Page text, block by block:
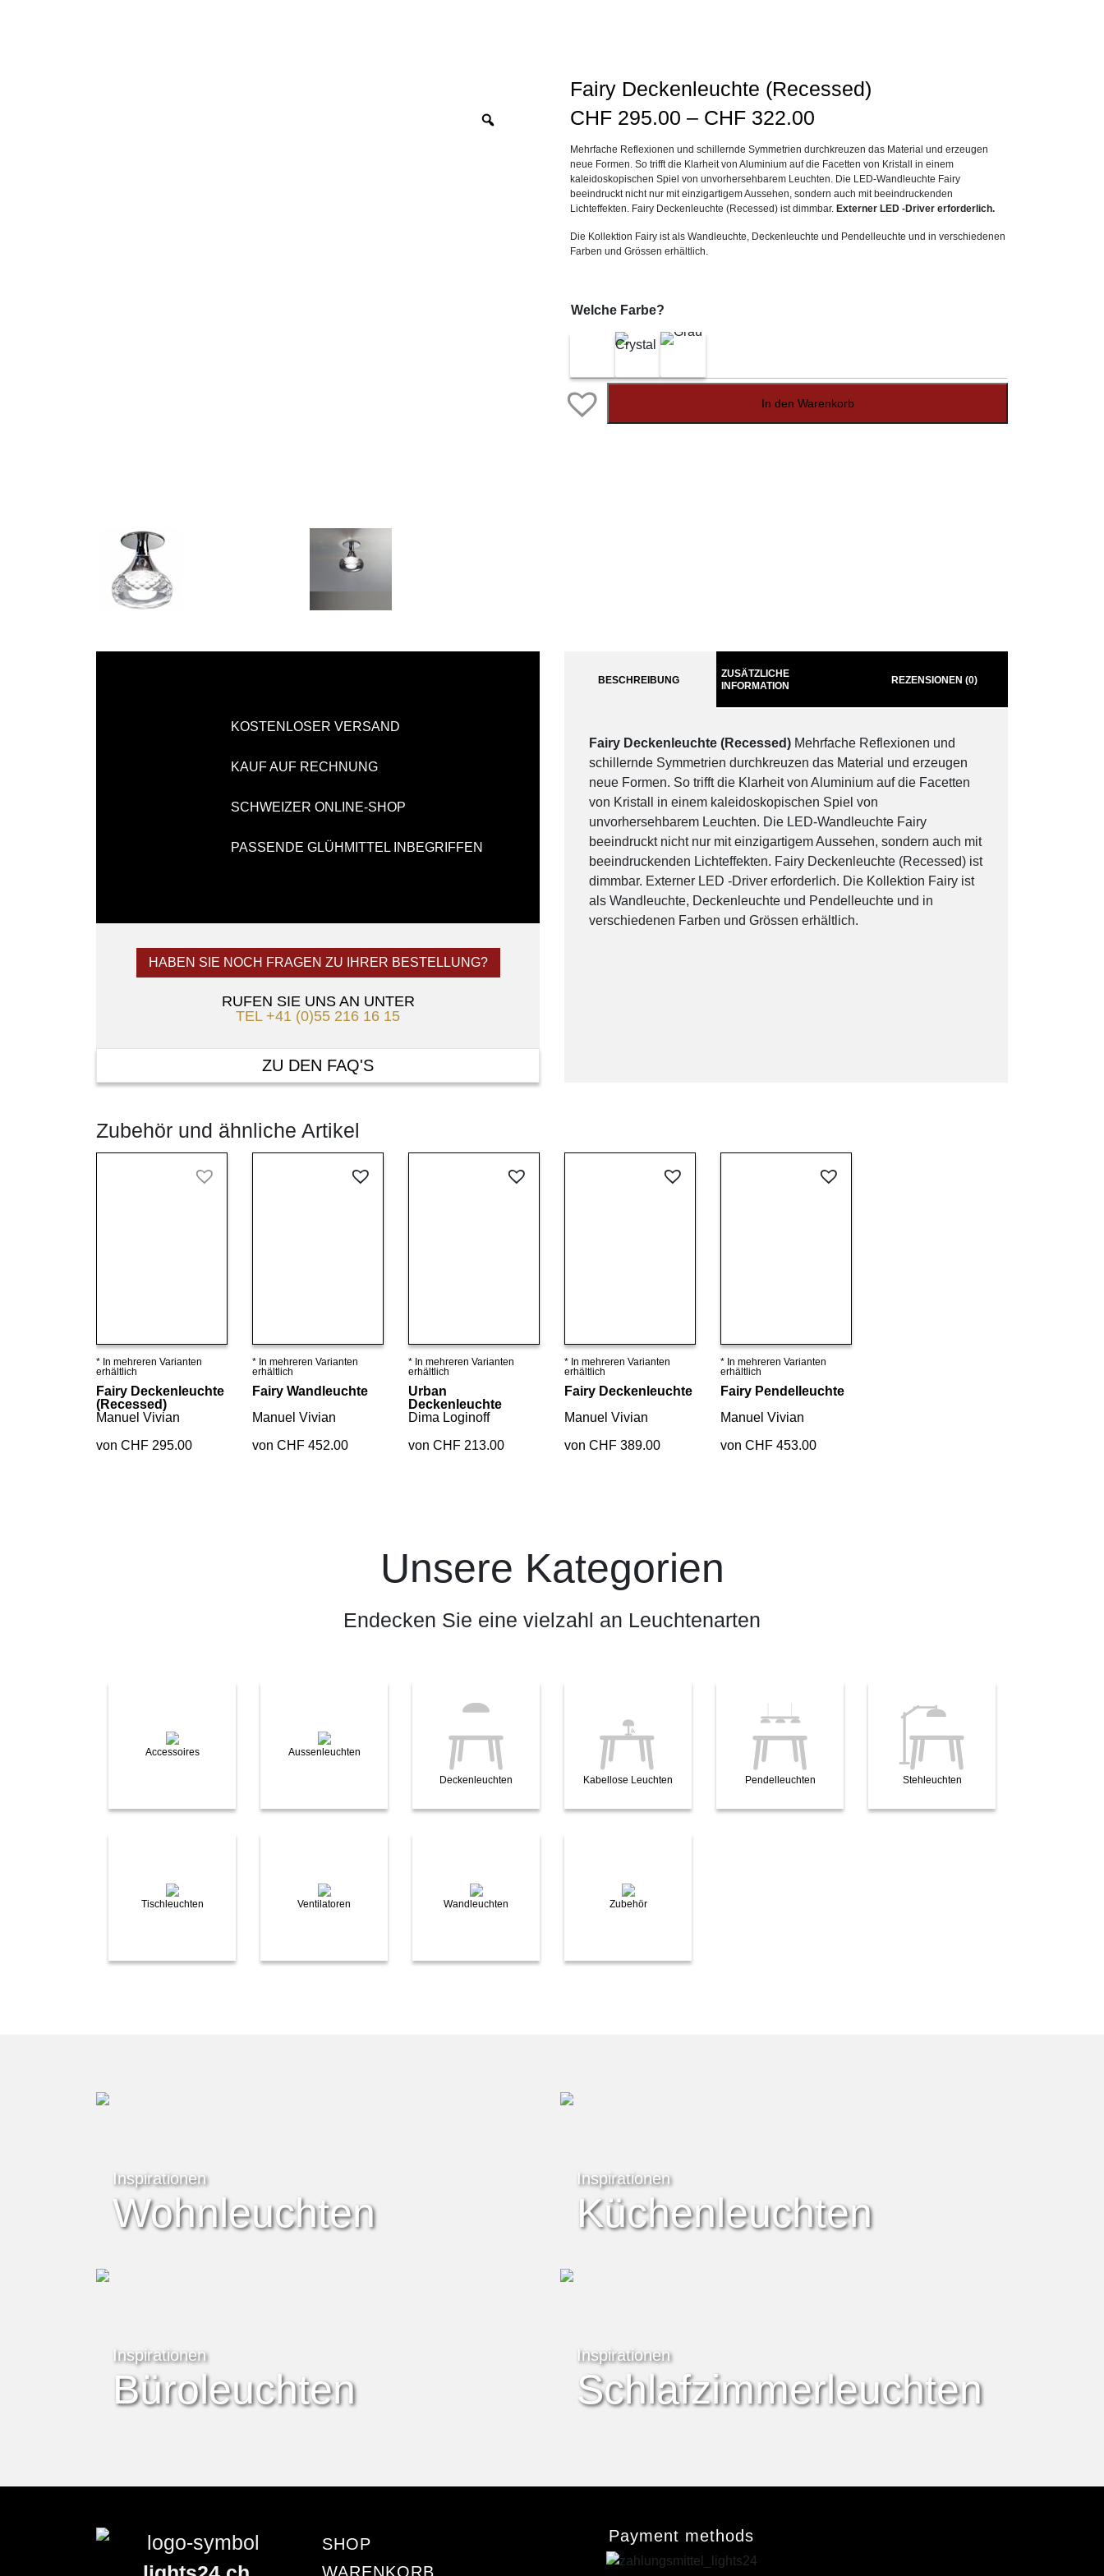
Fairy Deckenleuchte (Recessed)
CHF 295.00 – CHF 322.00
bis
CHF322.00
Mehrfache Reflexionen und schillernde Symmetrien durchkreuzen das Material und erzeugen
neue Formen. So trifft die Klarheit von Aluminium auf die Facetten von Kristall in einem
kaleidoskopischen Spiel von unvorhersehbarem Leuchten. Die LED-Wandleuchte Fairy
beeindruckt nicht nur mit einzigartigem Aussehen, sondern auch mit beeindruckenden
Lichteffekten. Fairy Deckenleuchte (Recessed) ist dimmbar. Externer LED -Driver erforderlich.
Die Kollektion Fairy ist als Wandleuchte, Deckenleuchte und Pendelleuchte und in verschiedenen
Farben und Grössen erhältlich.
Welche Farbe?
In den Warenkorb
KOSTENLOSER VERSAND
KAUF AUF RECHNUNG
SCHWEIZER ONLINE-SHOP
PASSENDE GLÜHMITTEL INBEGRIFFEN
HABEN SIE NOCH FRAGEN ZU IHRER BESTELLUNG?
RUFEN SIE UNS AN UNTER
TEL +41 (0)55 216 16 15
ZU DEN FAQ'S
BESCHREIBUNG
ZUSÄTZLICHE
INFORMATION
REZENSIONEN (0)
Fairy Deckenleuchte (Recessed) Mehrfache Reflexionen und
schillernde Symmetrien durchkreuzen das Material und erzeugen
neue Formen. So trifft die Klarheit von Aluminium auf die Facetten
von Kristall in einem kaleidoskopischen Spiel von
unvorhersehbarem Leuchten. Die LED-Wandleuchte Fairy
beeindruckt nicht nur mit einzigartigem Aussehen, sondern auch mit
beeindruckenden Lichteffekten. Fairy Deckenleuchte (Recessed) ist
dimmbar. Externer LED -Driver erforderlich. Die Kollektion Fairy ist
als Wandleuchte, Deckenleuchte und Pendelleuchte und in
verschiedenen Farben und Grössen erhältlich.
Zubehör und ähnliche Artikel
Details ansehen
* In mehreren Varianten
erhältlich
Fairy Deckenleuchte
(Recessed)
Manuel Vivian
von CHF 295.00
Details ansehen
* In mehreren Varianten
erhältlich
Fairy Wandleuchte
Manuel Vivian
von CHF 452.00
Details ansehen
* In mehreren Varianten
erhältlich
Urban
Deckenleuchte
Dima Loginoff
von CHF 213.00
Details ansehen
* In mehreren Varianten
erhältlich
Fairy Deckenleuchte
Manuel Vivian
von CHF 389.00
Details ansehen
* In mehreren Varianten
erhältlich
Fairy Pendelleuchte
Manuel Vivian
von CHF 453.00
Unsere Kategorien
Endecken Sie eine vielzahl an Leuchtenarten
Accessoires Aussenleuchten
Deckenleuchten Kabellose Leuchten Pendelleuchten Stehleuchten
Tischleuchten Ventilatoren Wandleuchten Zubehör
Inspirationen
Wohnleuchten
Inspirationen
Küchenleuchten
Inspirationen
Büroleuchten
Inspirationen
Schlafzimmerleuchten
SHOP
WARENKORB
Payment methods